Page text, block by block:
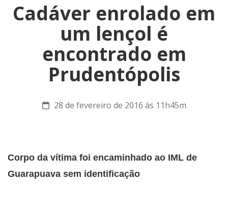
Cadáver enrolado em
um lençol é
encontrado em
Prudentópolis
28 de fevereiro de 2016 às 11h45m
Corpo da vítima foi encaminhado ao IML de
Guarapuava sem identificação